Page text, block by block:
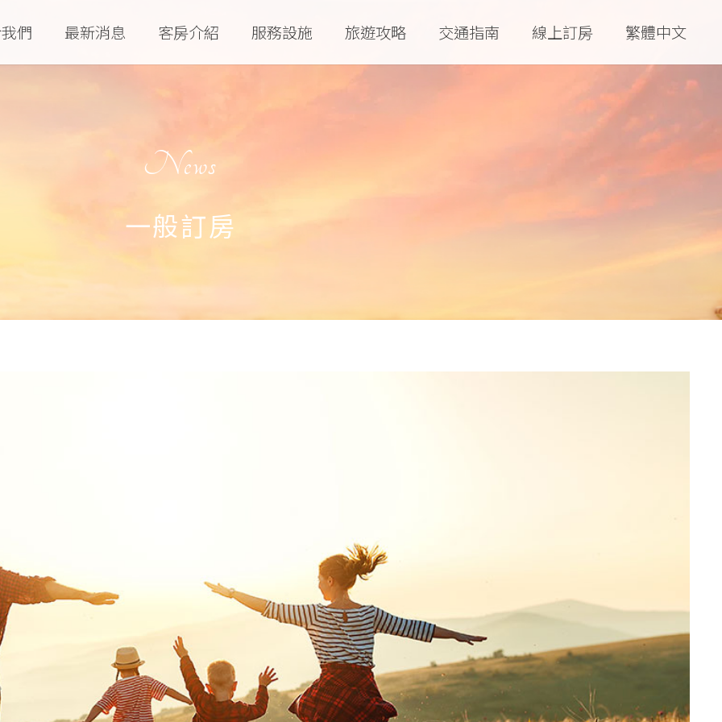
們 最新消息 客房介紹 服務設施 旅遊攻略 交通指南 線上訂房 繁體中文
News
一般訂房